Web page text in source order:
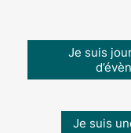
Je suis
Je suis